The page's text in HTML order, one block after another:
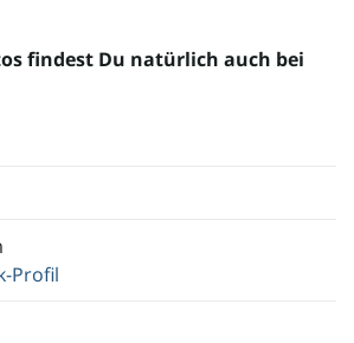
findest Du natürlich auch bei
Profil